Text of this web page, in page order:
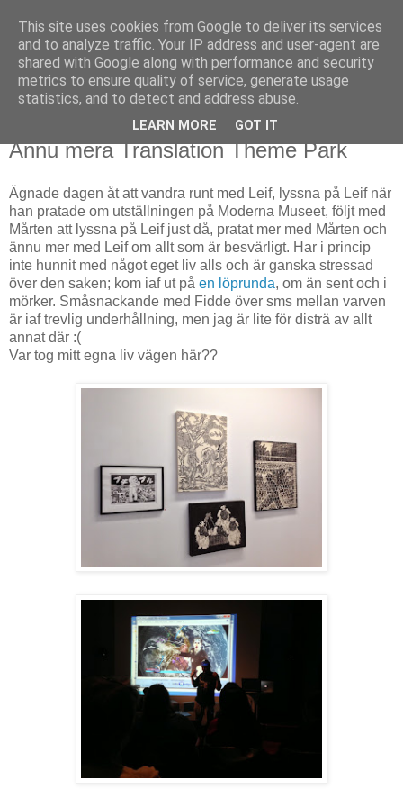
Björn Fritz
vad än som faller mig in
söndag, oktober 12, 2014
Ännu mera Translation Theme Park
Ägnade dagen åt att vandra runt med Leif, lyssna på Leif när
han pratade om utställningen på Moderna Museet, följt med
Mårten att lyssna på Leif just då, pratat mer med Mårten och
ännu mer med Leif om allt som är besvärligt. Har i princip
inte hunnit med något eget liv alls och är ganska stressad
över den saken; kom iaf ut på en löprunda, om än sent och i
mörker. Småsnackande med Fidde över sms mellan varven
är iaf trevlig underhållning, men jag är lite för disträ av allt
annat där :(
Var tog mitt egna liv vägen här??
This site uses cookies from Google to deliver its services
and to analyze traffic. Your IP address and user-agent are
shared with Google along with performance and security
metrics to ensure quality of service, generate usage
statistics, and to detect and address abuse.
LEARN MORE GOT IT